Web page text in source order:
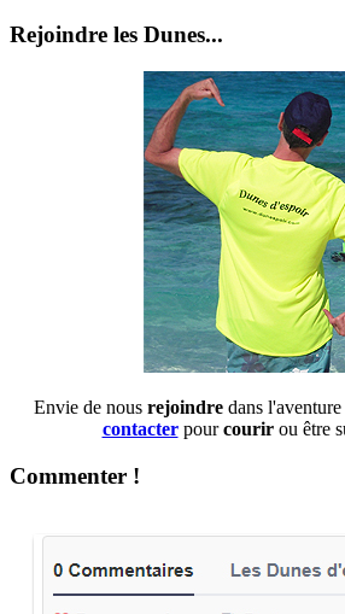
Rejoindre les Dunes...
Envie de nous rejoindre dans
contacterpourcourir ou être
Commenter !